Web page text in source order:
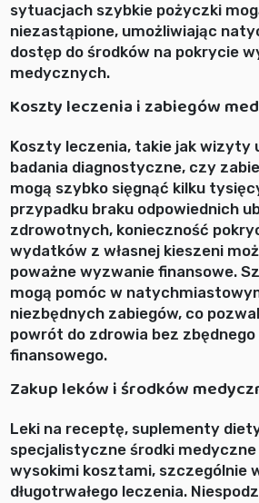
sytuacjach szybkie pożyczki
niezastąpione, umożliwiając
dostęp do środków na pokrycie
medycznych.
Koszty leczenia i zabiegów
Koszty leczenia, takie jak wizyty
badania diagnostyczne, czy
mogą szybko sięgnąć kilku
przypadku braku odpowiednich
zdrowotnych, konieczność
wydatków z własnej kieszeni
poważne wyzwanie finansowe.
mogą pomóc w
niezbędnych zabiegów, co
powrót do zdrowia bez
finansowego.
Zakup leków i środków
Leki na receptę, suplementy
specjalistyczne środki
wysokimi kosztami, szczególnie
długotrwałego leczenia.